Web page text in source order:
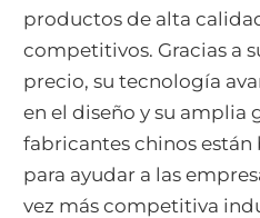
productos de alta
competitivos. Gracias a
precio, su tecnología
en el diseño y su amplia
fabricantes chinos
para ayudar a las
vez más competitiva